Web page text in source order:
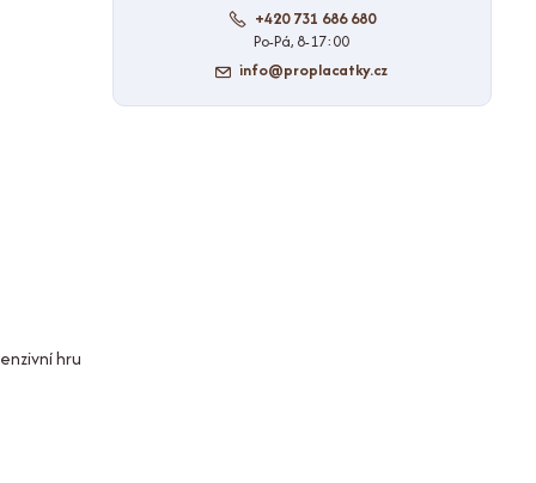
hru
+420 731 686 680
Po-Pá, 8-17:00
info@proplacatky.cz